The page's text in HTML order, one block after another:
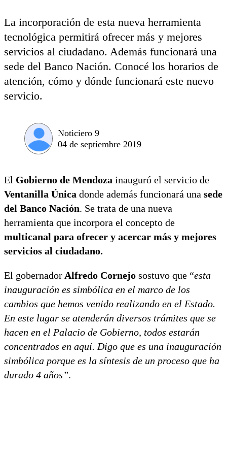
La incorporación de esta nueva herramienta
tecnológica permitirá ofrecer más y mejores
servicios al ciudadano. Además funcionará una
sede del Banco Nación. Conocé los horarios de
atención, cómo y dónde funcionará este nuevo
servicio.
Noticiero 9
04 de septiembre 2019
El Gobierno de Mendoza inauguró el servicio de
Ventanilla Única donde además funcionará una sede
del Banco Nación. Se trata de una nueva
herramienta que incorpora el concepto de
multicanal para ofrecer y acercar más y mejores
servicios al ciudadano.
El gobernador Alfredo Cornejo sostuvo que “esta
inauguración es simbólica en el marco de los
cambios que hemos venido realizando en el Estado.
En este lugar se atenderán diversos trámites que se
hacen en el Palacio de Gobierno, todos estarán
concentrados en aquí. Digo que es una inauguración
simbólica porque es la síntesis de un proceso que ha
durado 4 años”.